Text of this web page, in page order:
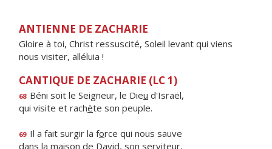
ANTIENNE DE ZACHARIE
Gloire à toi, Christ ressuscité, Soleil levant qui viens
nous visiter, alléluia !
CANTIQUE DE ZACHARIE (LC 1)
68 Béni soit le Seigneur, le Dieu d'Israël,
qui visite et rachète son peuple.
69 Il a fait surgir la force qui nous sauve
dans la maison de David, son serviteur,